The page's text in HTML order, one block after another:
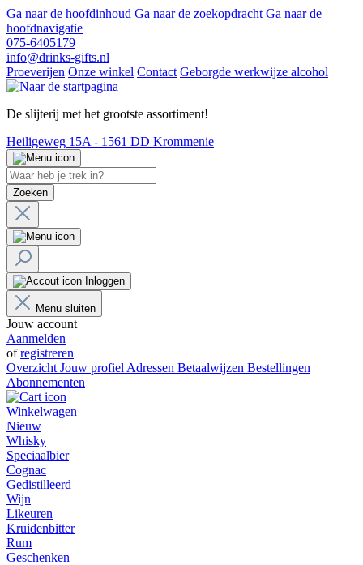
Ga naar de hoofdinhoud Ga naar de zoekopdracht Ga naar de
hoofdnavigatie
075-6405179
info@drinks-gifts.nl
Proeverijen Onze winkel Contact Geborgde werkwijze alcohol
De slijterij met het grootste assortiment!
Heiligeweg 15A - 1561 DD Krommenie
Zoeken
Inloggen
Menu sluiten
Jouw account
Aanmelden
ofregistreren
Overzicht Jouw profiel Adressen Betaalwijzen Bestellingen
Abonnementen
Winkelwagen
Nieuw
Whisky
Speciaalbier
Cognac
Gedistilleerd
Wijn
Likeuren
Kruidenbitter
Rum
Geschenken